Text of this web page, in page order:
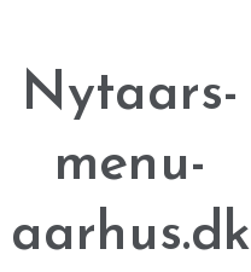
Nytaars-
menu-
aarhus.dk